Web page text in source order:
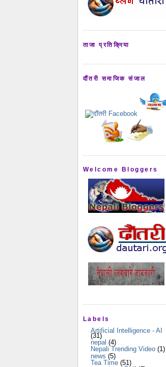
ताजा प्रतिक्रिया
दौंतरी समाजिक संजाल
Welcome Bloggers
Labels
Artificial Intelligence - AI
(31)
nepal (4)
Nepali Trending Video (1)
news (5)
Tea Time (51)